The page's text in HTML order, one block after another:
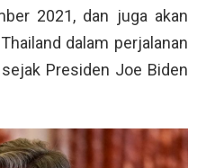
2021, dan juga akan
dalam perjalanan
Presiden Joe Biden